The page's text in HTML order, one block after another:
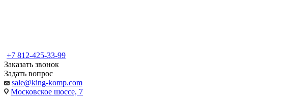
+7 812-425-33-99
Заказать звонок
Задать вопрос
sale@king-komp.com
Московское шоссе, 7